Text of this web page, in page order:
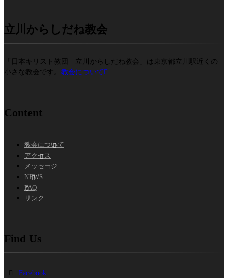
立川からしだね教会
「日本キリスト教団 立川からしだね教会」は東京都立川駅近くの
小さな教会です。 教会について
Content
教会について
アクセス
メッセージ
NEWS
FAQ
リンク
Find Us
Facebook